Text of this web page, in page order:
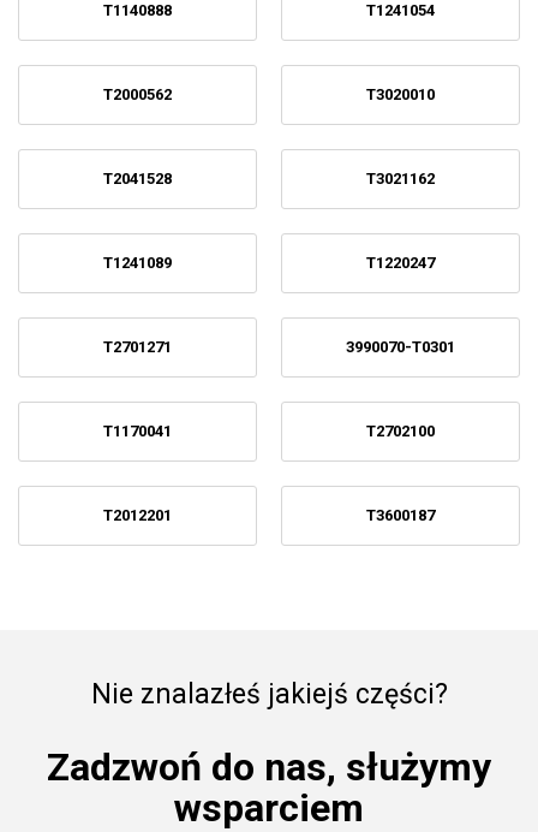
T1140888 T1241054
T2000562 T3020010
T2041528 T3021162
T1241089 T1220247
T2701271 3990070-T0301
T1170041 T2702100
T2012201 T3600187
Nie znalazłeś jakiejś części?
Zadzwoń do nas, służymy
wsparciem